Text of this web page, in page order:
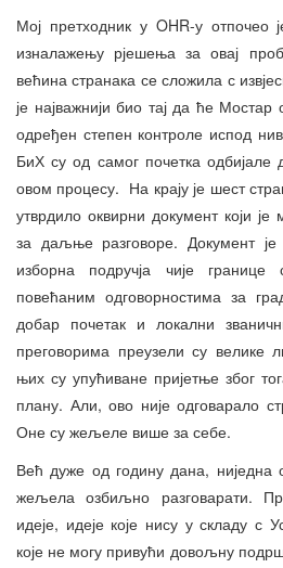
Мој претходник у OHR-у отпочео
изналажењу рјешења за овај
већина странака се сложила с
је најважнији био тај да ће Мостар
одређен степен контроле испод
БиХ су од самог почетка одбијале
овом процесу. На крају је шест
утврдило оквирни документ који
за даљње разговоре. Документ је
изборна подручја чије
повећаним одговорностима за
добар почетак и локални
преговорима преузели су велике
њих су упућиване пријетње због
плану. Али, ово није одговарало
Оне су жељеле више за себе.
Већ дуже од годину дана, ниједна
жељела озбиљно разговарати.
идеје, идеје које нису у складу с
које не могу привући довољну